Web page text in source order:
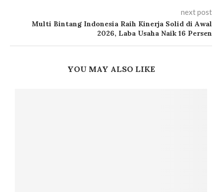
next post
Multi Bintang Indonesia Raih Kinerja Solid di Awal
2026, Laba Usaha Naik 16 Persen
YOU MAY ALSO LIKE